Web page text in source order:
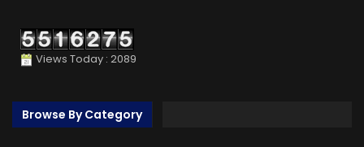
Views Today : 2089
Browse By Category